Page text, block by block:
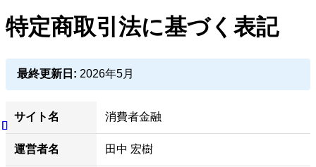
特定商取引法に基づく表記
最終更新日: 2026年5月
サイト名 消費者金融
運営者名 田中 宏樹